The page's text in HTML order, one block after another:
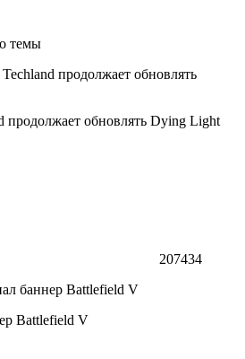
темы
продолжает обновлять Dying Light
207434
Battlefield V